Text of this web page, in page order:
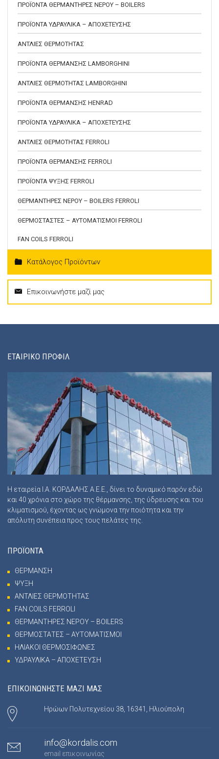
ΠΡΟΪΟΝΤΑ ΘΕΡΜΑΝΤΗΡΕΣ ΝΕΡΟΥ – BOILERS
ΠΡΟΪΟΝΤΑ ΥΔΡΑΥΛΙΚΑ – ΑΠΟΧΕΤΕΥΣΗΣ
ΑΝΤΛΙΕΣ ΘΕΡΜΟΤΗΤΑΣ
ΠΡΟΪΟΝΤΑ ΘΕΡΜΑΝΣΗΣ LAMBORGHINI
ΑΝΤΛΙΕΣ ΘΕΡΜΟΤΗΤΑΣ LAMBORGHINI
ΠΡΟΪΟΝΤΑ ΘΕΡΜΑΝΣΗΣ HENRAD
ΠΡΟΪΟΝΤΑ ΥΔΡΑΥΛΙΚΑ – ΑΠΟΧΕΤΕΥΣΗΣ
ΑΝΤΛΙΕΣ ΘΕΡΜΟΤΗΤΑΣ FERROLI
ΠΡΟΪΟΝΤΑ ΘΕΡΜΑΝΣΗΣ FERROLI
ΠΡΟΪΟΝΤΑ ΨΥΞΗΣ FERROLI
ΘΕΡΜΑΝΤΗΡΕΣ ΝΕΡΟΥ – BOILERS FERROLI
ΘΕΡΜΟΣΤΑΣΤΕΣ – ΑΥΤΟΜΑΤΙΣΜΟΙ FERROLI
FAN COILS FERROLI
Κατάλογος Προϊόντων
Επικοινωνήστε μαζί μας
ΕΤΑΙΡΙΚΟ ΠΡΟΦΙΛ
Η εταιρεία Ι.Α. ΚΟΡΔΑΛΗΣ Α.Ε.Ε., δίνει το δυναμικό παρόν εδώ
και 40 χρόνια στο χώρο της θέρμανσης, της ύδρευσης και του
κλιματισμού, έχοντας ως γνώμονα την ποιότητα και την
απόλυτη συνέπεια προς τους πελάτες της.
ΠΡΟΪΟΝΤΑ
ΘΕΡΜΑΝΣΗ
ΨΥΞΗ
ΑΝΤΛΙΕΣ ΘΕΡΜΟΤΗΤΑΣ
FAN COILS FERROLI
ΘΕΡΜΑΝΤΗΡΕΣ ΝΕΡΟΥ – BOILERS
ΘΕΡΜΟΣΤΑΤΕΣ – ΑΥΤΟΜΑΤΙΣΜΟΙ
ΗΛΙΑΚΟΙ ΘΕΡΜΟΣΙΦΩΝΕΣ
ΥΔΡΑΥΛΙΚΑ – ΑΠΟΧΕΤΕΥΣΗ
ΕΠΙΚΟΙΝΩΝΗΣΤΕ ΜΑΖΙ ΜΑΣ
Ηρώων Πολυτεχνείου 38, 16341, Ηλιούπολη
info@kordalis.com
email επικοινωνίας